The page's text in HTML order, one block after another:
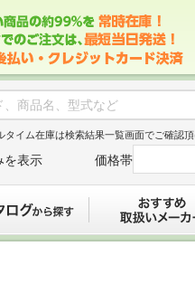
イム在庫は検索結果一覧画面でご確認頂
を表示 価格帯